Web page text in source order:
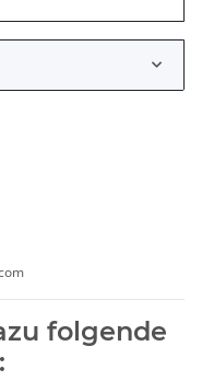
folgende